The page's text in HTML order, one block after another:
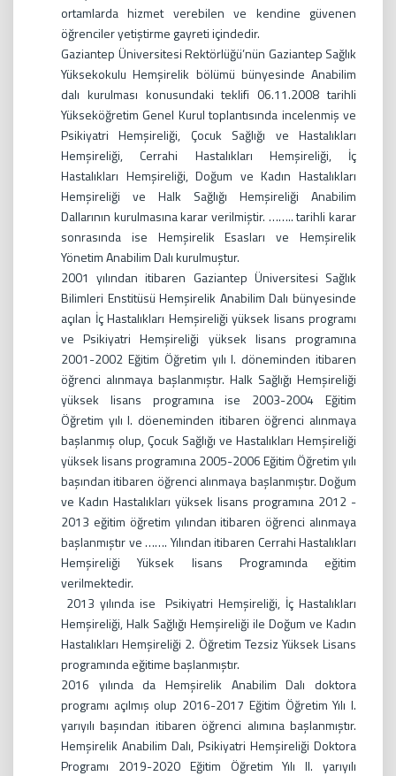
ortamlarda hizmet verebilen ve kendine güvenen
öğrenciler yetiştirme gayreti içindedir.
Gaziantep Üniversitesi Rektörlüğü’nün Gaziantep Sağlık
Yüksekokulu Hemşirelik bölümü bünyesinde Anabilim
dalı kurulması konusundaki teklifi 06.11.2008 tarihli
Yükseköğretim Genel Kurul toplantısında incelenmiş ve
Psikiyatri Hemşireliği, Çocuk Sağlığı ve Hastalıkları
Hemşireliği, Cerrahi Hastalıkları Hemşireliği, İç
Hastalıkları Hemşireliği, Doğum ve Kadın Hastalıkları
Hemşireliği ve Halk Sağlığı Hemşireliği Anabilim
Dallarının kurulmasına karar verilmiştir. …….. tarihli karar
sonrasında ise Hemşirelik Esasları ve Hemşirelik
Yönetim Anabilim Dalı kurulmuştur.
2001 yılından itibaren Gaziantep Üniversitesi Sağlık
Bilimleri Enstitüsü Hemşirelik Anabilim Dalı bünyesinde
açılan İç Hastalıkları Hemşireliği yüksek lisans programı
ve Psikiyatri Hemşireliği yüksek lisans programına
2001-2002 Eğitim Öğretim yılı I. döneminden itibaren
öğrenci alınmaya başlanmıştır. Halk Sağlığı Hemşireliği
yüksek lisans programına ise 2003-2004 Eğitim
Öğretim yılı I. döeneminden itibaren öğrenci alınmaya
başlanmış olup, Çocuk Sağlığı ve Hastalıkları Hemşireliği
yüksek lisans programına 2005-2006 Eğitim Öğretim yılı
başından itibaren öğrenci alınmaya başlanmıştır. Doğum
ve Kadın Hastalıkları yüksek lisans programına 2012 -
2013 eğitim öğretim yılından itibaren öğrenci alınmaya
başlanmıştır ve ……. Yılından itibaren Cerrahi Hastalıkları
Hemşireliği Yüksek lisans Programında eğitim
verilmektedir.
2013 yılında ise Psikiyatri Hemşireliği, İç Hastalıkları
Hemşireliği, Halk Sağlığı Hemşireliği ile Doğum ve Kadın
Hastalıkları Hemşireliği 2. Öğretim Tezsiz Yüksek Lisans
programında eğitime başlanmıştır.
2016 yılında da Hemşirelik Anabilim Dalı doktora
programı açılmış olup 2016-2017 Eğitim Öğretim Yılı I.
yarıyılı başından itibaren öğrenci alımına başlanmıştır.
Hemşirelik Anabilim Dalı, Psikiyatri Hemşireliği Doktora
Programı 2019-2020 Eğitim Öğretim Yılı II. yarıyılı